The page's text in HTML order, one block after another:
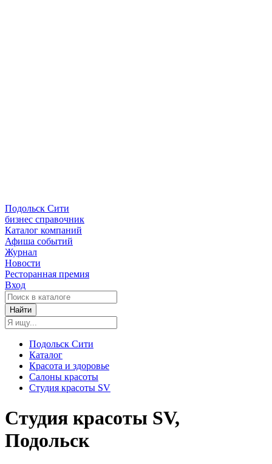
Подольск Сити
бизнес справочник
Каталог компаний
Афиша событий
Журнал
Новости
Ресторанная премия
Вход
Найти
Подольск Сити
Каталог
Красота и здоровье
Салоны красоты
Студия красоты SV
Студия красоты SV,
Подольск